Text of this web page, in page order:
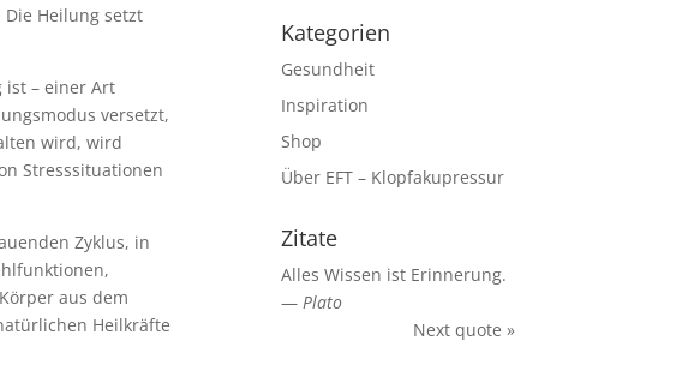
Heilung setzt
ist – einer Art
versetzt,
wird, wird
Stresssituationen
Zyklus, in
aus dem
Heilkräfte
Kategorien
Gesundheit
Inspiration
Shop
Über EFT – Klopfakupressur
Zitate
Alles Wissen ist Erinnerung.
—Plato
Next quote »